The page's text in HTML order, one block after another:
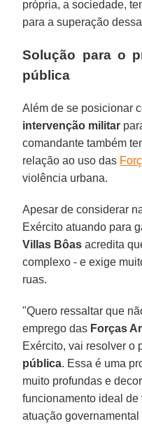
própria, a sociedade,
para a superação
Solução para o
pública
Além de se posicionar
intervenção militar
comandante também
relação ao uso das
violência urbana.
Apesar de considerar
Exército atuando para
Villas Bôas acredita
complexo - e exige
ruas.
"Quero ressaltar que
emprego das Forças
Exército, vai resolver o
pública. Essa é uma
muito profundas e
funcionamento ideal de
atuação